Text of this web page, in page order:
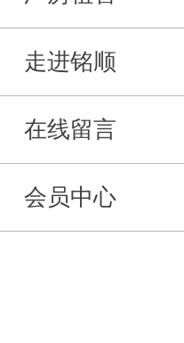
走进铭顺
在线留言
会员中心